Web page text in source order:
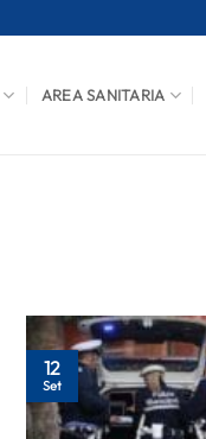
AREA SANITARIA
12
Set